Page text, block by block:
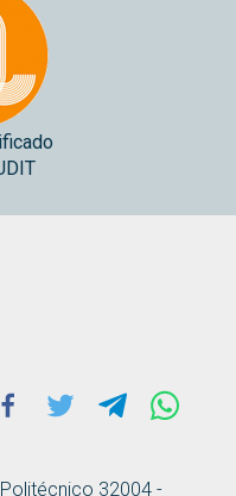
32004 -
Facebook
Twitter Telegram